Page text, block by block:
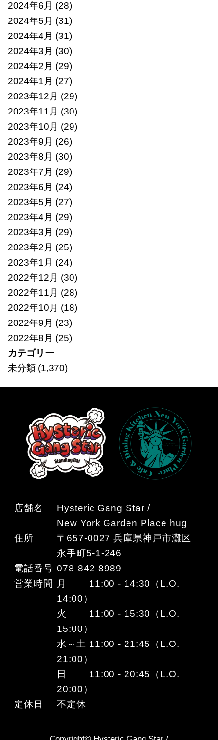
2024年6月 (28)
2024年5月 (31)
2024年4月 (31)
2024年3月 (30)
2024年2月 (29)
2024年1月 (27)
2023年12月 (29)
2023年11月 (30)
2023年10月 (29)
2023年9月 (26)
2023年8月 (30)
2023年7月 (29)
2023年6月 (24)
2023年5月 (27)
2023年4月 (29)
2023年3月 (29)
2023年2月 (25)
2023年1月 (24)
2022年12月 (30)
2022年11月 (28)
2022年10月 (18)
2022年9月 (23)
2022年8月 (25)
カテゴリー
未分類(1,370)
店舗名
Hysteric Gang Star /
New York Garden Place hug
住所
〒657-0027 兵庫県神戸市灘区
永手町5-1-246
電話番号 078-842-8989
営業時間
月 11:00 - 14:30（L.O.
14:00）
火 11:00 - 15:30（L.O.
15:00）
水～土 11:00 - 21:45（L.O.
21:00）
日 11:00 - 20:45（L.O.
20:00）
定休日
不定休